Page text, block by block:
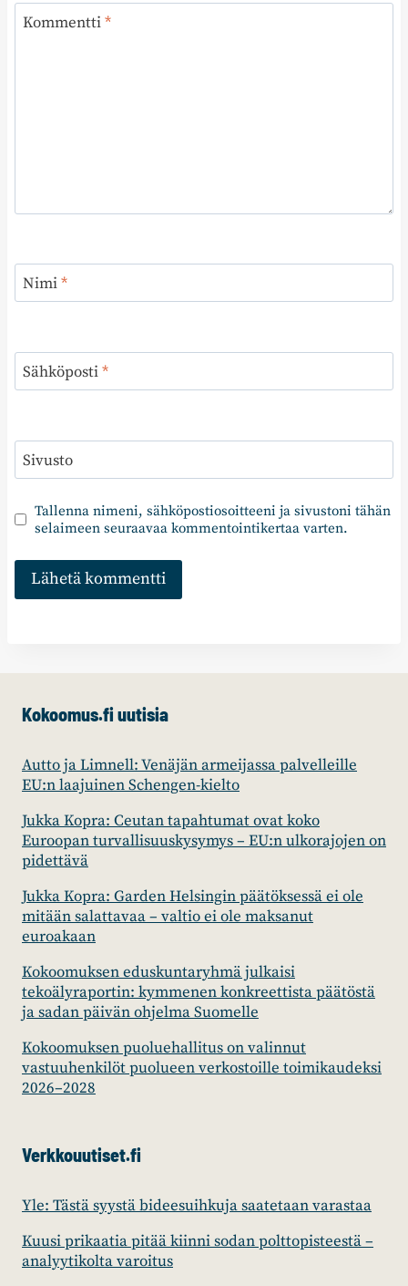
Kommentti*
Nimi*
Sähköposti*
Sivusto
Tallenna nimeni, sähköpostiosoitteeni ja sivustoni tähän
selaimeen seuraavaa kommentointikertaa varten.
Kokoomus.fi uutisia
Autto ja Limnell: Venäjän armeijassa palvelleille
EU:n laajuinen Schengen-kielto
Jukka Kopra: Ceutan tapahtumat ovat koko
Euroopan turvallisuuskysymys – EU:n ulkorajojen on
pidettävä
Jukka Kopra: Garden Helsingin päätöksessä ei ole
mitään salattavaa – valtio ei ole maksanut
euroakaan
Kokoomuksen eduskuntaryhmä julkaisi
tekoälyraportin: kymmenen konkreettista päätöstä
ja sadan päivän ohjelma Suomelle
Kokoomuksen puoluehallitus on valinnut
vastuuhenkilöt puolueen verkostoille toimikaudeksi
2026–2028
Verkkouutiset.fi
Yle: Tästä syystä bideesuihkuja saatetaan varastaa
Kuusi prikaatia pitää kiinni sodan polttopisteestä –
analyytikolta varoitus